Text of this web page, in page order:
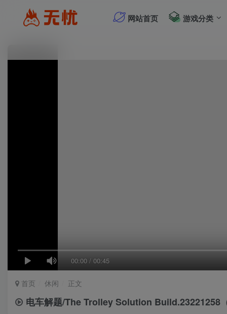
网站首页 游戏分类
00:00 / 00:45
首页 休闲 正文
电车解题/The Trolley Solution Build.23221258